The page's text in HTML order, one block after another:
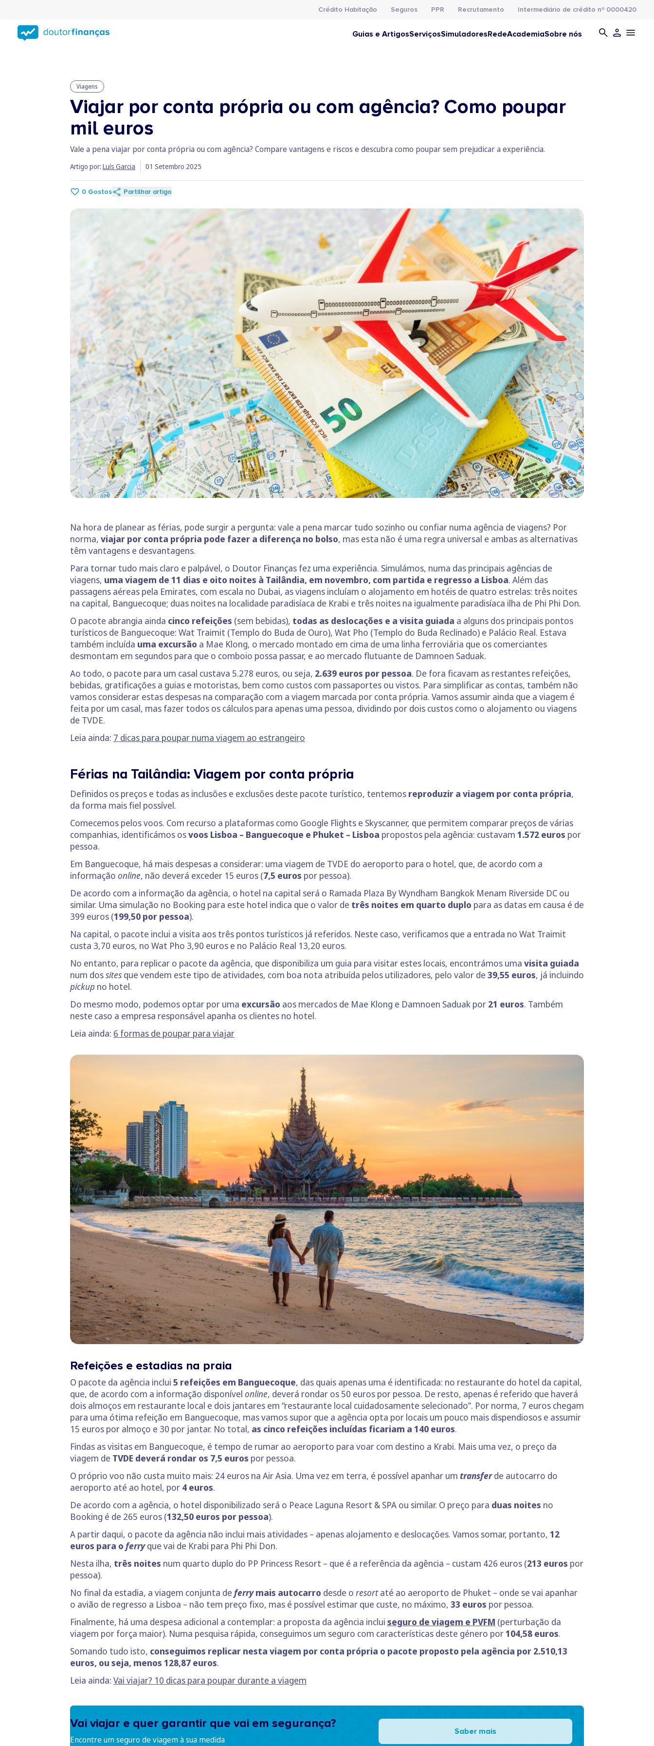
conteúdo
principal
Crédito Habitação Seguros PPR Recrutamento Intermediário de crédito nº 0000420
Guias e ArtigosServiçosSimuladoresRedeAcademiaSobre nós
Viagens
Viajar por conta própria ou com agência? Como poupar
mil euros
Vale a pena viajar por conta própria ou com agência? Compare vantagens e riscos e descubra como poupar sem prejudicar a experiência.
Artigo por: Luís Garcia 01 Setembro 2025
0 Gostos Partilhar artigo
Na hora de planear as férias, pode surgir a pergunta: vale a pena marcar tudo sozinho ou confiar numa agência de viagens? Por
norma, viajar por conta própria pode fazer a diferença no bolso, mas esta não é uma regra universal e ambas as alternativas
têm vantagens e desvantagens.
Para tornar tudo mais claro e palpável, o Doutor Finanças fez uma experiência. Simulámos, numa das principais agências de
viagens, uma viagem de 11 dias e oito noites à Tailândia, em novembro, com partida e regresso a Lisboa. Além das
passagens aéreas pela Emirates, com escala no Dubai, as viagens incluíam o alojamento em hotéis de quatro estrelas: três noites
na capital, Banguecoque; duas noites na localidade paradisíaca de Krabi e três noites na igualmente paradisíaca ilha de Phi Phi Don.
O pacote abrangia ainda cinco refeições (sem bebidas), todas as deslocações e a visita guiada a alguns dos principais pontos
turísticos de Banguecoque: Wat Traimit (Templo do Buda de Ouro), Wat Pho (Templo do Buda Reclinado) e Palácio Real. Estava
também incluída uma excursão a Mae Klong, o mercado montado em cima de uma linha ferroviária que os comerciantes
desmontam em segundos para que o comboio possa passar, e ao mercado flutuante de Damnoen Saduak.
Ao todo, o pacote para um casal custava 5.278 euros, ou seja, 2.639 euros por pessoa. De fora ficavam as restantes refeições,
bebidas, gratificações a guias e motoristas, bem como custos com passaportes ou vistos. Para simplificar as contas, também não
vamos considerar estas despesas na comparação com a viagem marcada por conta própria. Vamos assumir ainda que a viagem é
feita por um casal, mas fazer todos os cálculos para apenas uma pessoa, dividindo por dois custos como o alojamento ou viagens
de TVDE.
Leia ainda: 7 dicas para poupar numa viagem ao estrangeiro
Férias na Tailândia: Viagem por conta própria
Definidos os preços e todas as inclusões e exclusões deste pacote turístico, tentemos reproduzir a viagem por conta própria,
da forma mais fiel possível.
Comecemos pelos voos. Com recurso a plataformas como Google Flights e Skyscanner, que permitem comparar preços de várias
companhias, identificámos osvoos Lisboa – Banguecoque e Phuket – Lisboa propostos pela agência: custavam 1.572 euros por
pessoa.
Em Banguecoque, há mais despesas a considerar: uma viagem de TVDE do aeroporto para o hotel, que, de acordo com a
informação online, não deverá exceder 15 euros (7,5 euros por pessoa).
De acordo com a informação da agência, o hotel na capital será o Ramada Plaza By Wyndham Bangkok Menam Riverside DC ou
similar. Uma simulação no Booking para este hotel indica que o valor de três noites em quarto duplo para as datas em causa é de
399 euros (199,50 por pessoa).
Na capital, o pacote inclui a visita aos três pontos turísticos já referidos. Neste caso, verificamos que a entrada no Wat Traimit
custa 3,70 euros, no Wat Pho 3,90 euros e no Palácio Real 13,20 euros.
No entanto, para replicar o pacote da agência, que disponibiliza um guia para visitar estes locais, encontrámos uma visita guiada
num dossites que vendem este tipo de atividades, com boa nota atribuída pelos utilizadores, pelo valor de 39,55 euros, já incluindo
pickup no hotel.
Do mesmo modo, podemos optar por uma excursão aos mercados de Mae Klong e Damnoen Saduak por 21 euros. Também
neste caso a empresa responsável apanha os clientes no hotel.
Leia ainda: 6 formas de poupar para viajar
Refeições e estadias na praia
O pacote da agência inclui 5 refeições em Banguecoque, das quais apenas uma é identificada: no restaurante do hotel da capital,
que, de acordo com a informação disponível online, deverá rondar os 50 euros por pessoa. De resto, apenas é referido que haverá
dois almoços em restaurante local e dois jantares em “restaurante local cuidadosamente selecionado”. Por norma, 7 euros chegam
para uma ótima refeição em Banguecoque, mas vamos supor que a agência opta por locais um pouco mais dispendiosos e assumir
15 euros por almoço e 30 por jantar. No total, as cinco refeições incluídas ficariam a 140 euros.
Findas as visitas em Banguecoque, é tempo de rumar ao aeroporto para voar com destino a Krabi. Mais uma vez, o preço da
viagem de TVDE deverá rondar os 7,5 euros por pessoa.
O próprio voo não custa muito mais: 24 euros na Air Asia. Uma vez em terra, é possível apanhar um transferde autocarro do
aeroporto até ao hotel, por 4 euros.
De acordo com a agência, o hotel disponibilizado será o Peace Laguna Resort & SPA ou similar. O preço para duas noites no
Booking é de 265 euros (132,50 euros por pessoa).
A partir daqui, o pacote da agência não inclui mais atividades – apenas alojamento e deslocações. Vamos somar, portanto, 12
euros para o ferryque vai de Krabi para Phi Phi Don.
Nesta ilha, três noites num quarto duplo do PP Princess Resort – que é a referência da agência – custam 426 euros (213 euros por
pessoa).
No final da estadia, a viagem conjunta de ferrymais autocarro desde o resortaté ao aeroporto de Phuket – onde se vai apanhar
o avião de regresso a Lisboa – não tem preço fixo, mas é possível estimar que custe, no máximo, 33 euros por pessoa.
Finalmente, há uma despesa adicional a contemplar: a proposta da agência inclui seguro de viagem e PVFM (perturbação da
viagem por força maior). Numa pesquisa rápida, conseguimos um seguro com características deste género por104,58 euros.
Somando tudo isto, conseguimos replicar nesta viagem por conta própria o pacote proposto pela agência por 2.510,13
euros, ou seja, menos 128,87 euros.
Leia ainda: Vai viajar? 10 dicas para poupar durante a viagem
Vai viajar e quer garantir que vai em segurança?
Encontre um seguro de viagem à sua medida
Saber mais